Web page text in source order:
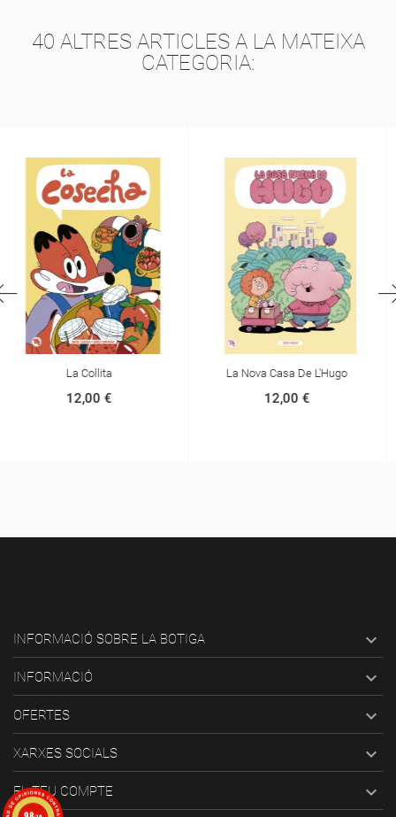
40 ALTRES ARTICLES A LA MATEIXA
CATEGORIA:
La Nova Casa De L'Hugo
12,00 €
En Cosmorratolí I La Bombeta 2,
Pollastre A La Vista!
INFORMACIÓ SOBRE LA BOTIGA 
INFORMACIÓ 
OFERTES 
XARXES SOCIALS 
EL TEU COMPTE 